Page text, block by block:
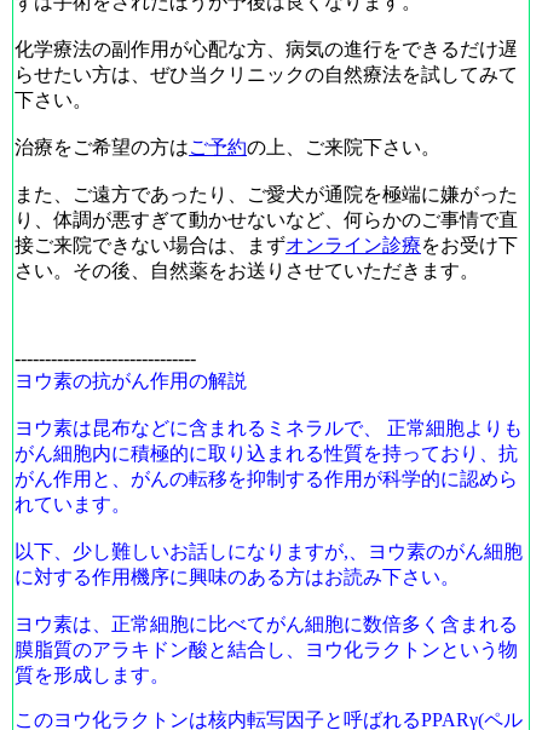
化学療法の副作用が心配な方、病気の進行をできるだけ遅
らせたい方は、ぜひ当クリニックの自然療法を試してみて
下さい。
治療をご希望の方はご予約の上、ご来院下さい。
また、ご遠方であったり、ご愛犬が通院を極端に嫌がった
り、体調が悪すぎて動かせないなど、何らかのご事情で直
接ご来院できない場合は、まずオンライン診療をお受け下
さい。その後、自然薬をお送りさせていただきます。
------------------------------
ヨウ素の抗がん作用の解説
ヨウ素は昆布などに含まれるミネラルで、 正常細胞よりも
がん細胞内に積極的に取り込まれる性質を持っており、抗
がん作用と、がんの転移を抑制する作用が科学的に認めら
れています。
以下、少し難しいお話しになりますが,、ヨウ素のがん細胞
に対する作用機序に興味のある方はお読み下さい。
ヨウ素は、正常細胞に比べてがん細胞に数倍多く含まれる
膜脂質のアラキドン酸と結合し、ヨウ化ラクトンという物
質を形成します。
このヨウ化ラクトンは核内転写因子と呼ばれるPPARγ(ペル